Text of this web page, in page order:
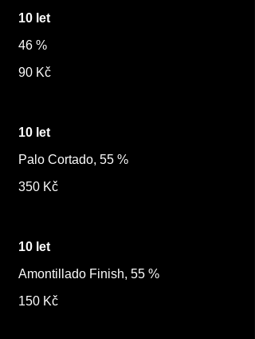
10 let
46 %
90 Kč
10 let
Palo Cortado, 55 %
350 Kč
10 let
Amontillado Finish, 55 %
150 Kč